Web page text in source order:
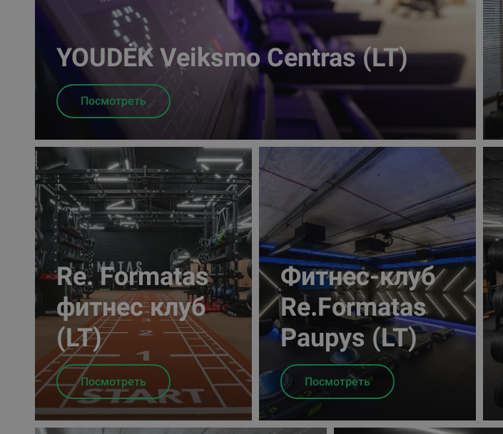
YOUDĖK Veiksmo Centras (LT)
Посмотреть
Re. Formatas
фитнес клуб
(LT)
Посмотреть
Фитнес-клуб
Re.Formatas
Paupys (LT)
Посмотреть